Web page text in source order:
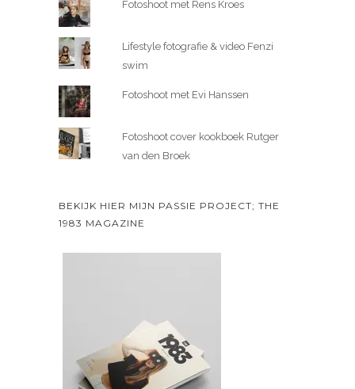
Fotoshoot met Rens Kroes
Lifestyle fotografie & video Fenzi
swim
Fotoshoot met Evi Hanssen
Fotoshoot cover kookboek Rutger
van den Broek
BEKIJK HIER MIJN PASSIE PROJECT; THE
1983 MAGAZINE